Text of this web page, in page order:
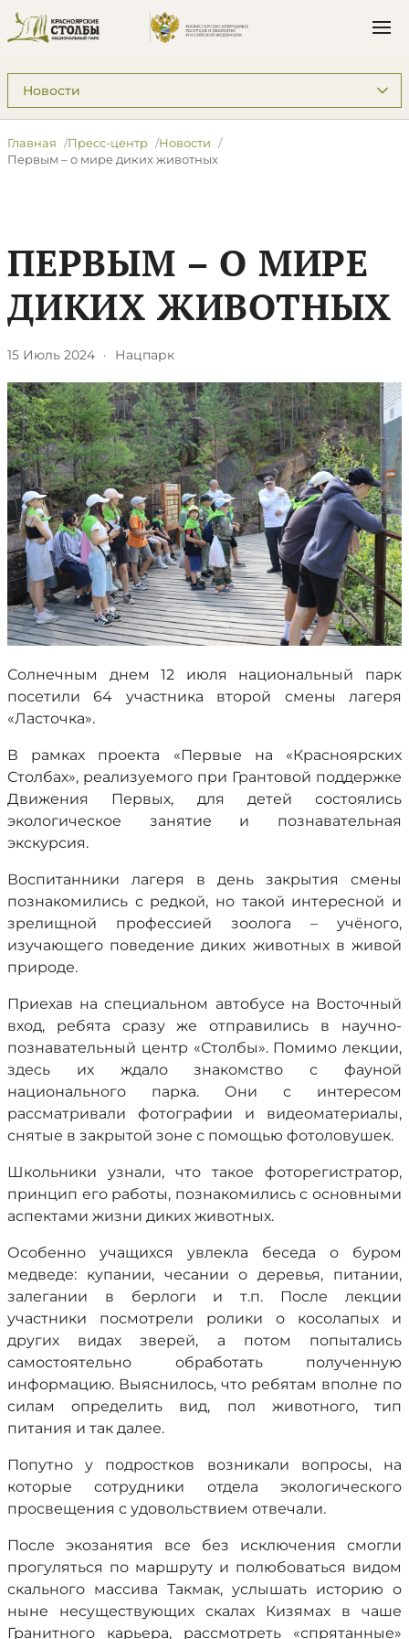
Подразделы: Пресс-центр
Главная Пресс-центр
Новости
​Первым – о мире диких животных
​ПЕРВЫМ – О МИРЕ
ДИКИХ ЖИВОТНЫХ
15 Июль 2024 · Нацпарк
Солнечным днем 12 июля национальный парк
посетили 64 участника второй смены лагеря
«Ласточка».
В рамках проекта «Первые на «Красноярских
Столбах», реализуемого при Грантовой поддержке
Движения Первых, для детей состоялись
экологическое занятие и познавательная
экскурсия.
Воспитанники лагеря в день закрытия смены
познакомились с редкой, но такой интересной и
зрелищной профессией зоолога – учёного,
изучающего поведение диких животных в живой
природе.
Приехав на специальном автобусе на Восточный
вход, ребята сразу же отправились в научно-
познавательный центр «Столбы». Помимо лекции,
здесь их ждало знакомство с фауной
национального парка. Они с интересом
рассматривали фотографии и видеоматериалы,
снятые в закрытой зоне с помощью фотоловушек.
Школьники узнали, что такое фоторегистратор,
принцип его работы, познакомились с основными
аспектами жизни диких животных.
Особенно учащихся увлекла беседа о буром
медведе: купании, чесании о деревья, питании,
залегании в берлоги и т.п. После лекции
участники посмотрели ролики о косолапых и
других видах зверей, а потом попытались
самостоятельно обработать полученную
информацию. Выяснилось, что ребятам вполне по
силам определить вид, пол животного, тип
питания и так далее.
Попутно у подростков возникали вопросы, на
которые сотрудники отдела экологического
просвещения с удовольствием отвечали.
После экозанятия все без исключения смогли
прогуляться по маршруту и полюбоваться видом
скального массива Такмак, услышать историю о
ныне несуществующих скалах Кизямах в чаше
Гранитного карьера, рассмотреть «спрятанные»